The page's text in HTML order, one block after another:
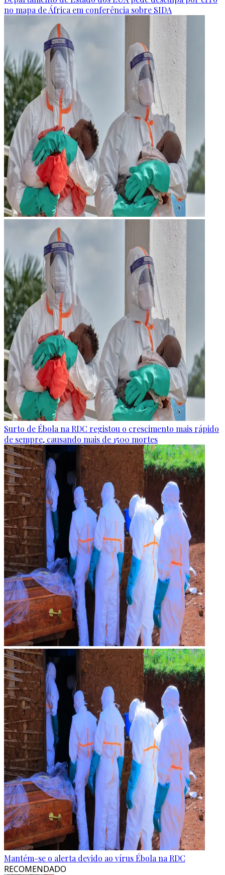
no mapa de África em conferência sobre SIDA
Surto de Ébola na RDC registou o crescimento mais rápido
de sempre, causando mais de 1500 mortes
Mantém-se o alerta devido ao vírus Ébola na RDC
RECOMENDADO